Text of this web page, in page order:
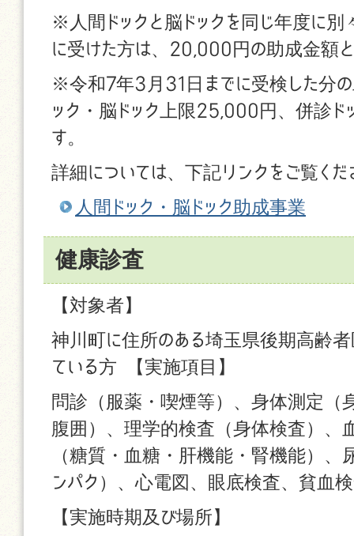
※人間ドックと脳ドックを同じ年度に
に受けた方は、20,000円の助成金額と
※令和7年3月31日までに受検した分
ック・脳ドック上限25,000円、併診
す。
詳細については、下記リンクをご覧くだ
人間ドック・脳ドック助成事業
健康診査
【対象者】
神川町に住所のある埼玉県後期高齢
ている方 【実施項目】
問診（服薬・喫煙等）、身体測定（
腹囲）、理学的検査（身体検査）、
（糖質・血糖・肝機能・腎機能）、
ンパク）、心電図、眼底検査、貧血
【実施時期及び場所】